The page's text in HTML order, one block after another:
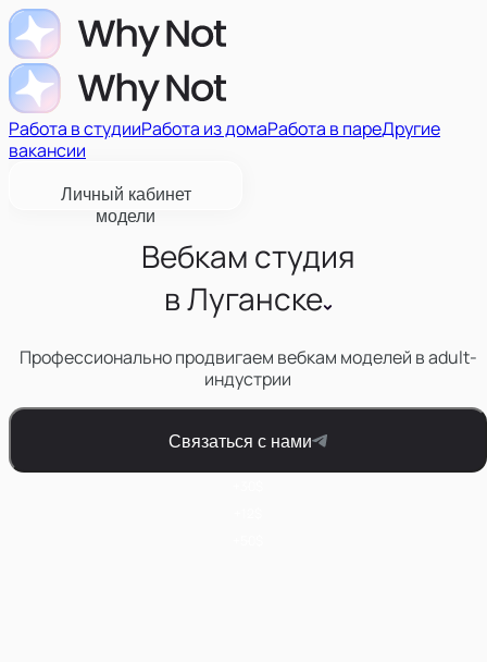
Работа в студииРабота из домаРабота в пареДругие
вакансии
Личный кабинет
модели
Вебкам студия
вЛуганске
Профессионально продвигаем вебкам моделей в adult-
индустрии
Связаться с нами